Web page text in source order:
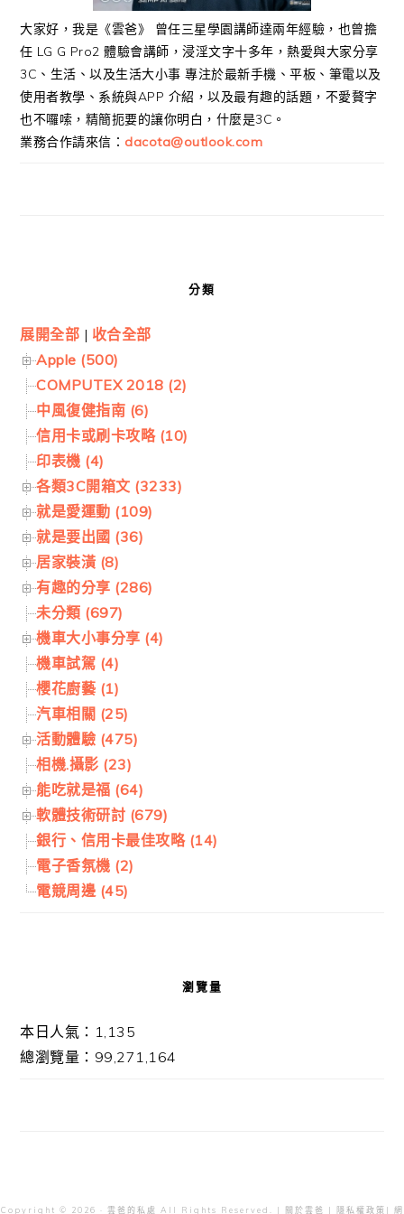
大家好，我是《雲爸》 曾任三星學園講師達兩年經驗，也曾擔
任 LG G Pro2 體驗會講師，浸淫文字十多年，熱愛與大家分享
3C、生活、以及生活大小事 專注於最新手機、平板、筆電以及
使用者教學、系統與APP 介紹，以及最有趣的話題，不愛贅字
也不囉嗦，精簡扼要的讓你明白，什麼是3C。
業務合作請來信： dacota@outlook.com
分類
展開全部 | 收合全部
Apple (500)
COMPUTEX 2018 (2)
中風復健指南 (6)
信用卡或刷卡攻略 (10)
印表機 (4)
各類3C開箱文 (3233)
就是愛運動 (109)
就是要出國 (36)
居家裝潢 (8)
有趣的分享 (286)
未分類 (697)
機車大小事分享 (4)
機車試駕 (4)
櫻花廚藝 (1)
汽車相關 (25)
活動體驗 (475)
相機.攝影 (23)
能吃就是福 (64)
軟體技術研討 (679)
銀行、信用卡最佳攻略 (14)
電子香氛機 (2)
電競周邊 (45)
瀏覽量
本日人氣：1,135
總瀏覽量：99,271,164
Copyright © 2026 · 雲爸的私處 All Rights Reserved. | 關於雲爸 | 隱私權政策 | 網